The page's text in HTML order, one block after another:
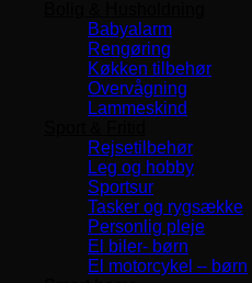
Babyalarm
Rengøring
Køkken tilbehør
Overvågning
Lammeskind
Rejsetilbehør
Leg og hobby
Sportsur
Tasker og rygsække
Personlig pleje
El biler- børn
El motorcykel – børn